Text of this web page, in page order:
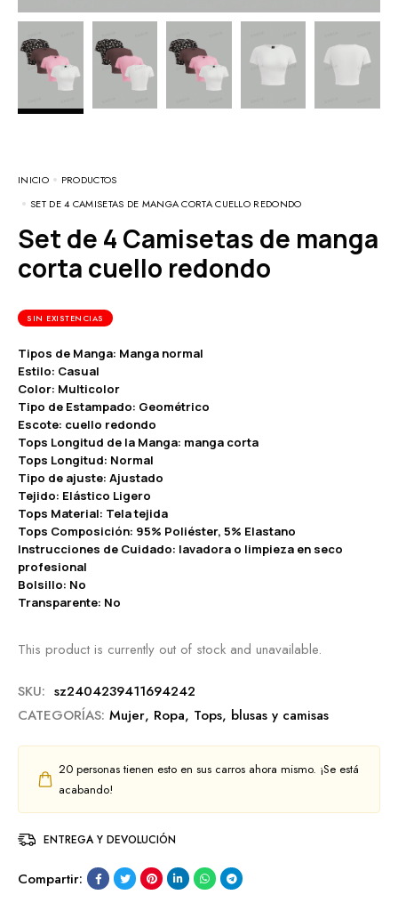
INICIO
PRODUCTOS
SET DE 4 CAMISETAS DE MANGA CORTA CUELLO REDONDO
Set de 4 Camisetas de manga
corta cuello redondo
SIN EXISTENCIAS
Tipos de Manga: Manga normal
Estilo: Casual
Color: Multicolor
Tipo de Estampado: Geométrico
Escote: cuello redondo
Tops Longitud de la Manga: manga corta
Tops Longitud: Normal
Tipo de ajuste: Ajustado
Tejido: Elástico Ligero
Tops Material: Tela tejida
Tops Composición: 95% Poliéster, 5% Elastano
Instrucciones de Cuidado: lavadora o limpieza en seco
profesional
Bolsillo: No
Transparente: No
This product is currently out of stock and unavailable.
SKU: sz2404239411694242
CATEGORÍAS: Mujer, Ropa, Tops, blusas y camisas
20 personas tienen esto en sus carros ahora mismo. ¡Se está
acabando!
ENTREGA Y DEVOLUCIÓN
Compartir: